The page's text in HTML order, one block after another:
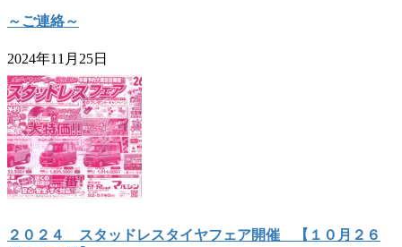
～ご連絡～
2024年11月25日
２０２４ スタッドレスタイヤフェア開催 【１０月２６